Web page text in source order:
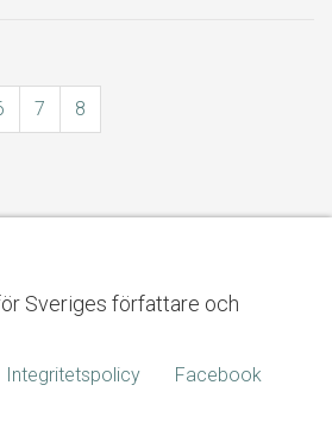
7 8
Sveriges författare och
Integritetspolicy
Facebook